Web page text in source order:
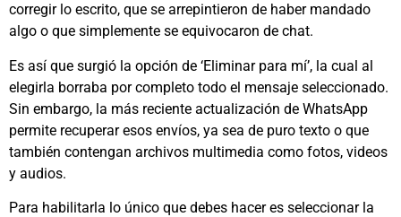
corregir lo escrito, que se arrepintieron de haber mandado
algo o que simplemente se equivocaron de chat.
Es así que surgió la opción de ‘Eliminar para mí’, la cual al
elegirla borraba por completo todo el mensaje seleccionado.
Sin embargo, la más reciente actualización de WhatsApp
permite recuperar esos envíos, ya sea de puro texto o que
también contengan archivos multimedia como fotos, videos
y audios.
Para habilitarla lo único que debes hacer es seleccionar la